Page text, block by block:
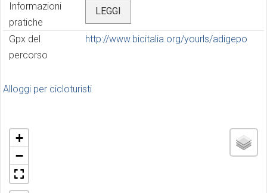
Informazioni
pratiche
LEGGI
Gpx del
percorso
http://www.bicitalia.org/yourls/adigepo
Alloggi per cicloturisti
+
−